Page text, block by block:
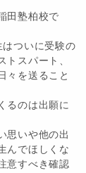
田塾柏校で
ついに受験の
トスパート、
々を送ること
るのは出願に
思いや他の出
んでほしくな
意すべき確認